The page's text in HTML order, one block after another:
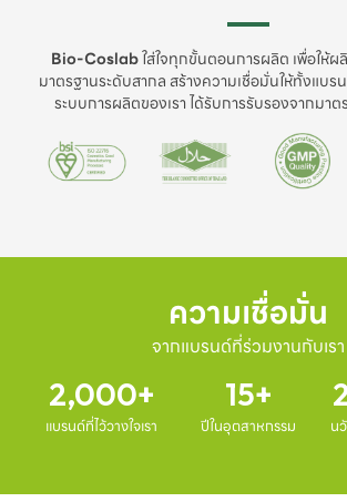
Bio-Coslabใส่ใจทุกขั้นตอนการผลิต เพื่อให้
มาตรฐานระดับสากล สร้างความเชื่อมั่นให้ทั้งแบร
ระบบการผลิตของเรา ได้รับการรับรองจากมา
ความเชื่อมั่น
จากแบรนด์ที่ร่วมงานกับเรา
2,000
แบรนด์ที่ไว้วางใจเรา
15
ปีในอุตสาหกรรม
น